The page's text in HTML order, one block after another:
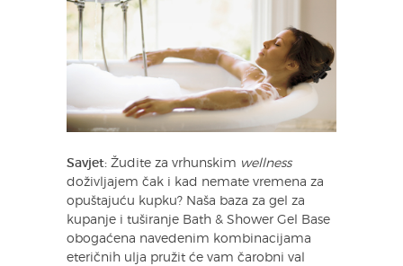
Savjet: Žudite za vrhunskim wellness
doživljajem čak i kad nemate vremena za
opuštajuću kupku? Naša baza za gel za
kupanje i tuširanje Bath & Shower Gel Base
obogaćena navedenim kombinacijama
eteričnih ulja pružit će vam čarobni val